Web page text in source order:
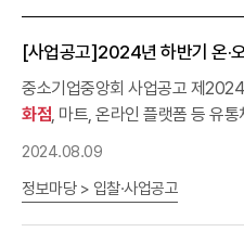
[사업공고]2024년 하반기 온·
중소기업중앙회 사업공고 제
화점, 마트, 온라인 플랫폼 등 유
를 지원하기 위해​「2024년 하반기
니다.- 다 음 -1. 신청 대상 : ①국내 소재 ②소비재 제조 ③중소기업․
2024.08.09
정보마당 > 입찰·사업공고